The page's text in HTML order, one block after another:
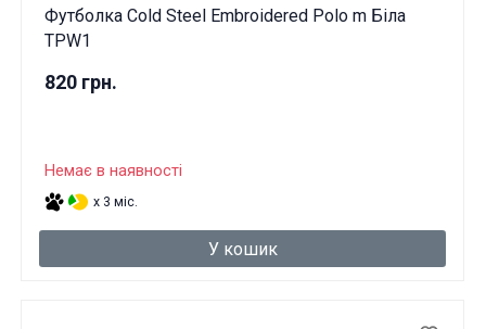
Футболка Cold Steel Embroidered Polo m Біла
TPW1
820 грн.
Немає в наявності
x 3 міс.
У кошик